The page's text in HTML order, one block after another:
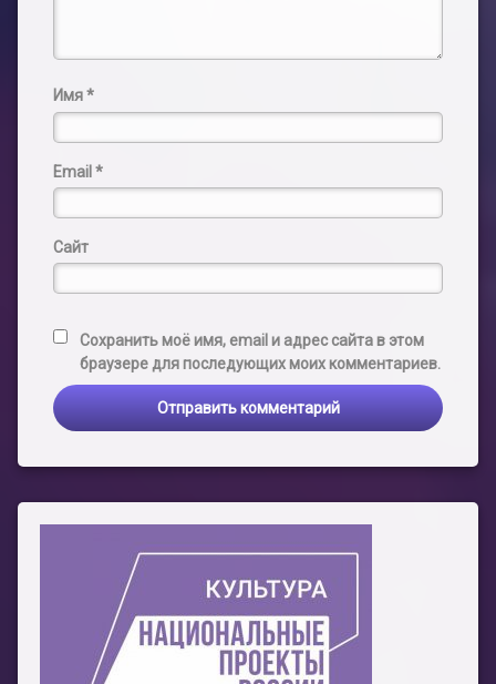
Имя*
Email *
Сайт
Сохранить моё имя, email и адрес сайта в этом
браузере для последующих моих комментариев.